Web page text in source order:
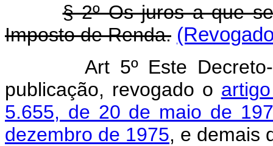
§ 2º Os juros a que
Imposto de Renda.
Art 5º Este
publicação, revogado o
5.655, de 20 de maio de
dezembro de 1975, e demais